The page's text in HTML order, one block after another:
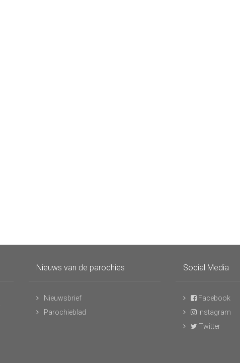
Nieuws van de parochies
Nieuwsbrief
Parochieblad
Social Media
Facebook
Instagram
Twitter